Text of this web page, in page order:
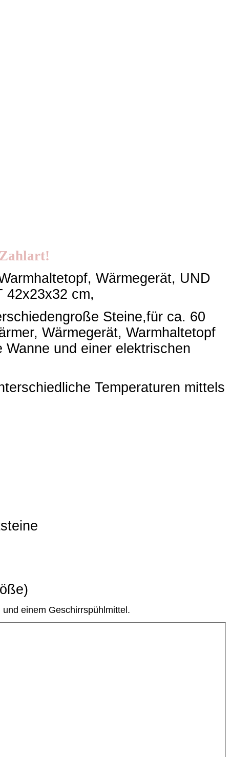
Wärmegerät, UND
42x23x32 cm,
Steine,für ca. 60
Wärmegerät, Warmhaltetopf
und einer elektrischen
Temperaturen mittels
einem Geschirrspühlmittel.